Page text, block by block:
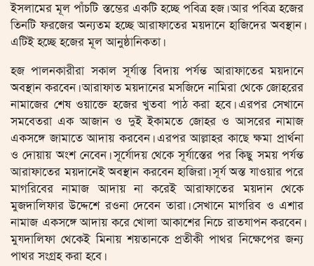
ইসলামের মূল পাঁচটি স্তম্ভের একটি হচ্ছে পবিত্র হজ। আর পবিত্র হজের
তিনটি ফরজের অন্যতম হচ্ছে আরাফাতের ময়দানে হাজিদের অবস্থান।
এটিই হচ্ছে হজের মূল আনুষ্ঠানিকতা।
হজ পালনকারীরা সকাল সূর্যাস্ত বিদায় পর্যন্ত আরাফাতের ময়দানে
অবস্থান করবেন। আরাফাত ময়দানের মসজিদে নামিরা থেকে জোহরের
নামাজের শেষ ওয়াক্তে হজের খুতবা পাঠ করা হবে। এরপর সেখানে
সমবেতরা এক আজান ও দুই ইকামতে জোহর ও আসরের নামাজ
একসঙ্গে জামাতে আদায় করবেন। এরপর আল্লাহর কাছে ক্ষমা প্রার্থনা
ও দোয়ায় অংশ নেবেন। সূর্যোদয় থেকে সূর্যাস্তের পর কিছু সময় পর্যন্ত
আরাফাতের ময়দানেই অবস্থান করবেন হাজিরা। সূর্য অস্ত যাওয়ার পরে
মাগরিবের নামাজ আদায় না করেই আরাফাতের ময়দান থেকে
মুজদালিফার উদ্দেশে রওনা দেবেন তারা। সেখানে মাগরিব ও এশার
নামাজ একসঙ্গে আদায় করে খোলা আকাশের নিচে রাতযাপন করবেন।
মুযদালিফা থেকেই মিনায় শয়তানকে প্রতীকী পাথর নিক্ষেপের জন্য
পাথর সংগ্রহ করা হবে।